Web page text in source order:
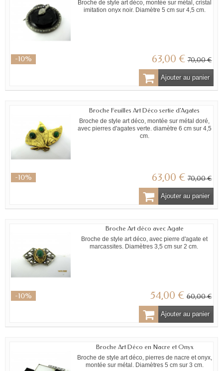
Broche de style art déco, montée sur métal, cristal
imitation onyx noir. Diamètre 5 cm sur 4,5 cm.
-10% 63,00 € 70,00 €
Ajouter au panier
Broche Feuilles Art Déco sertie d'Agates
Broche de style art déco, montée sur métal doré,
avec pierres d'agates verte. diamètre 6 cm sur 4,5
cm.
-10% 63,00 € 70,00 €
Ajouter au panier
Broche Art déco avec Agate
Broche de style art déco, avec pierre d'agate et
marcassites. Diamètres 3,5 cm sur 2 cm.
-10% 54,00 € 60,00 €
Ajouter au panier
Broche Art Déco en Nacre et Onyx
Broche de style art déco, pierres de nacre et onyx,
montée sur métal. Diamètres 5 cm sur 3 cm.